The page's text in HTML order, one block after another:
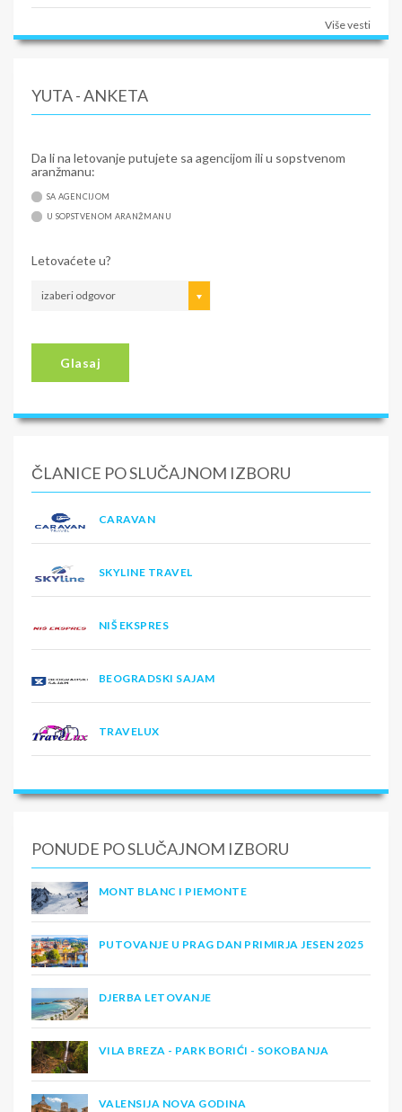
Više vesti
YUTA - ANKETA
Da li na letovanje putujete sa agencijom ili u sopstvenom
aranžmanu:
SA AGENCIJOM
U SOPSTVENOM ARANŽMANU
Letovaćete u?
izaberi odgovor
Glasaj
ČLANICE PO SLUČAJNOM IZBORU
CARAVAN
SKYLINE TRAVEL
NIŠ EKSPRES
BEOGRADSKI SAJAM
TRAVELUX
PONUDE PO SLUČAJNOM IZBORU
MONT BLANC I PIEMONTE
PUTOVANJE U PRAG DAN PRIMIRJA JESEN 2025
DJERBA LETOVANJE
VILA BREZA - PARK BORIĆI - SOKOBANJA
VALENSIJA NOVA GODINA